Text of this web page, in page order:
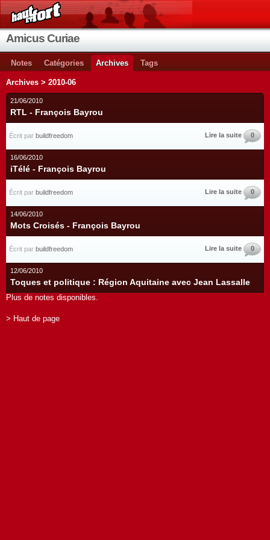
Amicus Curiae
Notes Catégories Archives Tags
Archives > 2010-06
21/06/2010
RTL - François Bayrou
Écrit par buildfreedom Lire la suite 0
16/06/2010
iTélé - François Bayrou
Écrit par buildfreedom Lire la suite 0
14/06/2010
Mots Croisés - François Bayrou
Écrit par buildfreedom Lire la suite 0
12/06/2010
Toques et politique : Région Aquitaine avec Jean Lassalle
Plus de notes disponibles.
> Haut de page